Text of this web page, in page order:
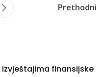
Prethodni
finansijske